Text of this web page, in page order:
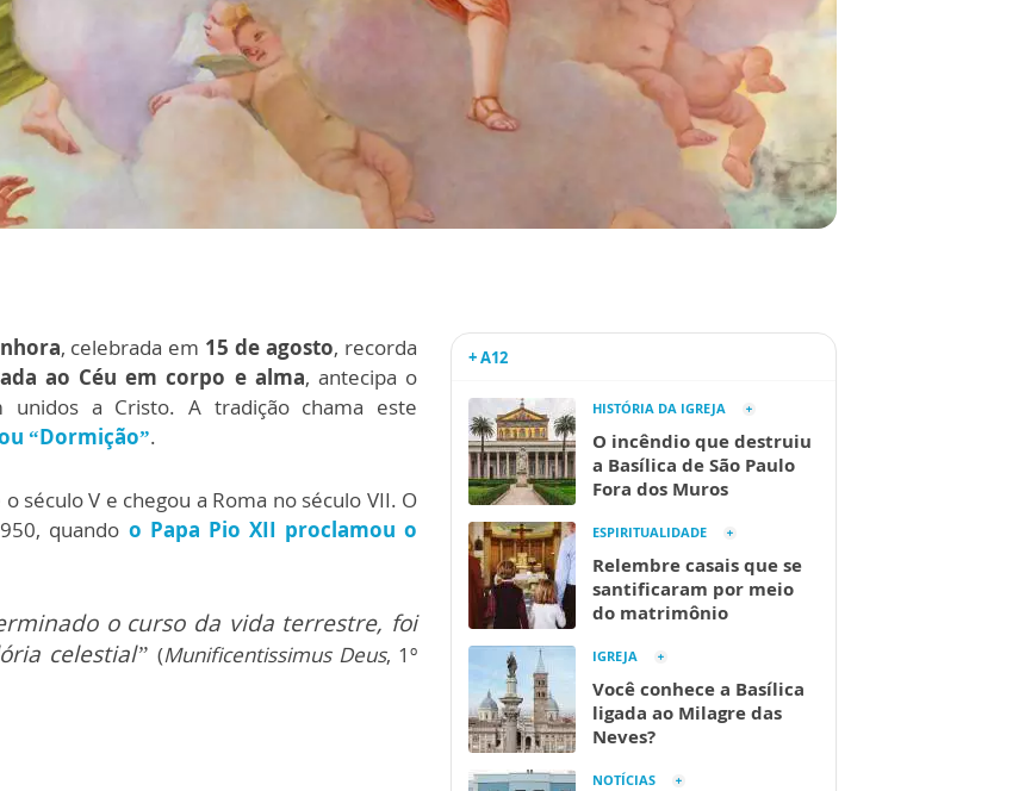
, celebrada em 15 de agosto, recorda
ao Céu em corpo e alma, antecipa o
a Cristo. A tradição chama este
“Dormição”.
século V e chegou a Roma no século VII. O
quando o Papa Pio XII proclamou o
o curso da vida terrestre, foi
celestial” (Munificentissimus Deus, 1º
+ A12
HISTÓRIA DA IGREJA
O incêndio que destruiu
a Basílica de São Paulo
Fora dos Muros
ESPIRITUALIDADE
Relembre casais que se
santificaram por meio
do matrimônio
IGREJA
Você conhece a Basílica
ligada ao Milagre das
Neves?
NOTÍCIAS